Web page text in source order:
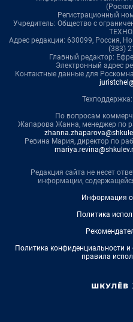
Регистрационный
Учредитель: Общество с
Адрес редакции: 630099, Россия,
(383)
Главный редактор:
Электронный адрес
Контактные данные для
Техподдержка:
По вопросам
Жапарова Жанна, менеджер по
Ревина Мария, директор по
Редакция сайта не несет
информации,
Информация
Политика
Политика конфиденциальности
правила